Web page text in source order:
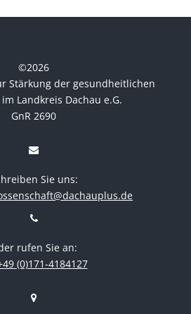
©2026
Stärkung der gesundheitlichen
Landkreis Dachau e.G.
GnR 2690
Sie uns:
rufen Sie an:
(0)171-4184127